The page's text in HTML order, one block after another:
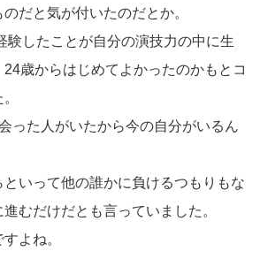
だと気が付いたのだとか。
験したことが自分の演技力の中に生
歳からはじめてよかったのかもとコ
った人がいたから今の自分がいるん
いって他の誰かに負けるつもりもな
むだけだとも言っていました。
よね。